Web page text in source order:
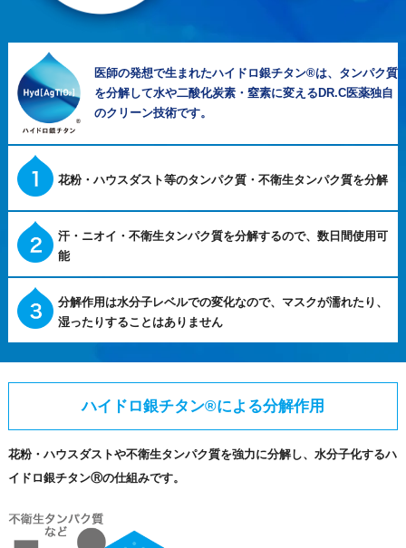
医師の発想で生まれたハイドロ銀チタン®は、タンパク質
を分解して水や二酸化炭素・窒素に変えるDR.C医薬独自
のクリーン技術です。
花粉・ハウスダスト等のタンパク質・不衛生タンパク質を分解
汗・ニオイ・不衛生タンパク質を分解するので、数日間使用可
能
分解作用は水分子レベルでの変化なので、マスクが濡れたり、
湿ったりすることはありません
ハイドロ銀チタン®による分解作用
花粉・ハウスダストや不衛生タンパク質を強力に分解し、水分子化するハ
イドロ銀チタンⓇの仕組みです。